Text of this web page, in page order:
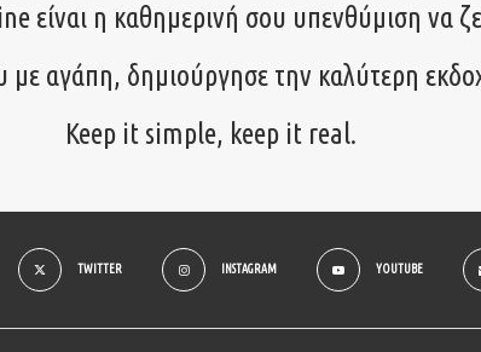
είναι η καθημερινή σου υπενθύμιση να
με αγάπη, δημιούργησε την καλύτερη
Keep it simple, keep it real.
TWITTER INSTAGRAM YOUTUBE